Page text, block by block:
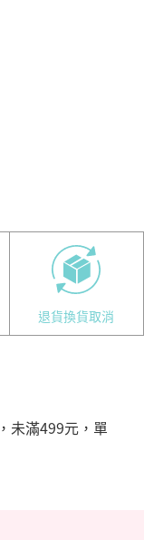
退貨換貨取消
未滿499元，單